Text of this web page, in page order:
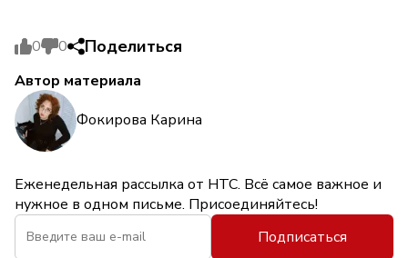
0 0 Поделиться
Автор материала
Фокирова Карина
Еженедельная рассылка от НТС. Всё самое важное и
нужное в одном письме. Присоединяйтесь!
Подписаться